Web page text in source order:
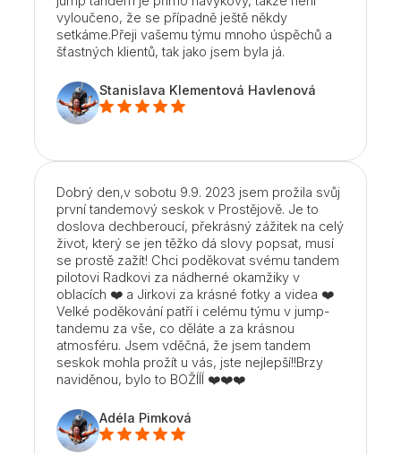
vyloučeno, že se případně ještě někdy
setkáme.Přeji vašemu týmu mnoho úspěchů a
šťastných klientů, tak jako jsem byla já.
Stanislava Klementová Havlenová
Dobrý den,v sobotu 9.9. 2023 jsem prožila svůj
první tandemový seskok v Prostějově. Je to
doslova dechberoucí, překrásný zážitek na celý
život, který se jen těžko dá slovy popsat, musí
se prostě zažít! Chci poděkovat svému tandem
pilotovi Radkovi za nádherné okamžiky v
oblacích ❤️ a Jirkovi za krásné fotky a videa ❤️
Velké poděkování patří i celému týmu v jump-
tandemu za vše, co děláte a za krásnou
atmosféru. Jsem vděčná, že jsem tandem
seskok mohla prožít u vás, jste nejlepší!!Brzy
naviděnou, bylo to BOŽÍÍÍ ❤️❤️❤️
Adéla Pimková